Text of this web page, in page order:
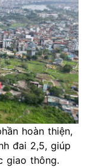
hoàn thiện,
đai 2,5, giúp
giao thông.